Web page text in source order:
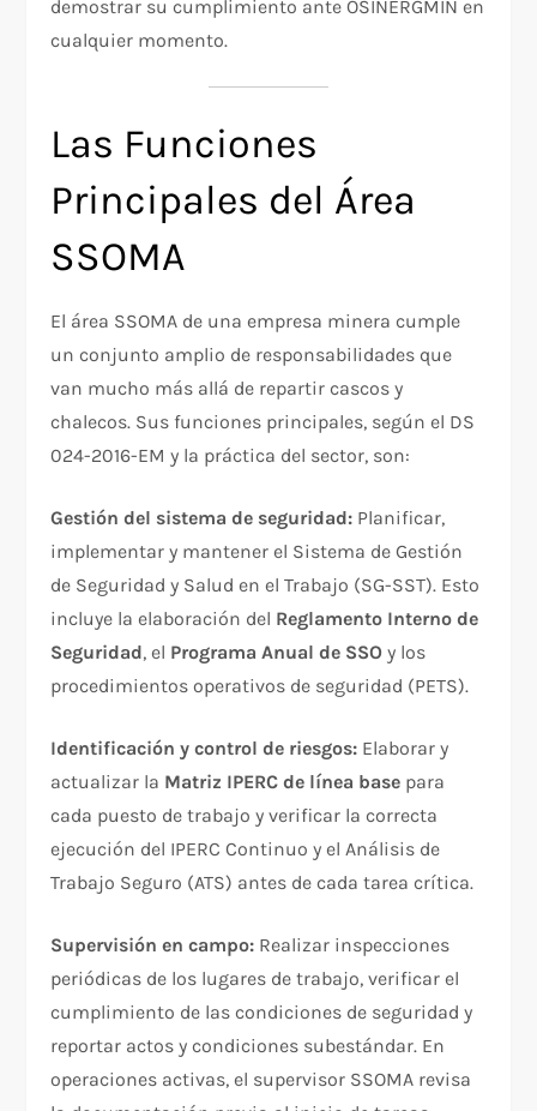
demostrar su cumplimiento ante OSINERGMIN en
cualquier momento.
Las Funciones
Principales del Área
SSOMA
El área SSOMA de una empresa minera cumple
un conjunto amplio de responsabilidades que
van mucho más allá de repartir cascos y
chalecos. Sus funciones principales, según el DS
024-2016-EM y la práctica del sector, son:
Gestión del sistema de seguridad: Planificar,
implementar y mantener el Sistema de Gestión
de Seguridad y Salud en el Trabajo (SG-SST). Esto
incluye la elaboración del Reglamento Interno de
Seguridad, el Programa Anual de SSO y los
procedimientos operativos de seguridad (PETS).
Identificación y control de riesgos: Elaborar y
actualizar la Matriz IPERC de línea base para
cada puesto de trabajo y verificar la correcta
ejecución del IPERC Continuo y el Análisis de
Trabajo Seguro (ATS) antes de cada tarea crítica.
Supervisión en campo: Realizar inspecciones
periódicas de los lugares de trabajo, verificar el
cumplimiento de las condiciones de seguridad y
reportar actos y condiciones subestándar. En
operaciones activas, el supervisor SSOMA revisa